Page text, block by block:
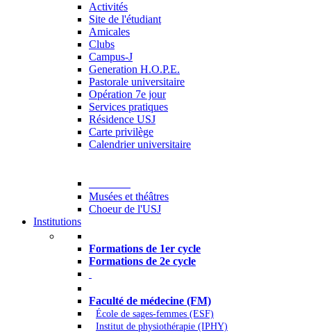
Activités
Site de l'étudiant
Amicales
Clubs
Campus-J
Generation H.O.P.E.
Pastorale universitaire
Opération 7e jour
Services pratiques
Résidence USJ
Carte privilège
Calendrier universitaire
Musées et théâtres
Choeur de l'USJ
Institutions
Formations de 1er cycle
Formations de 2e cycle
Faculté de médecine (FM)
École de sages-femmes (ESF)
Institut de physiothérapie (IPHY)